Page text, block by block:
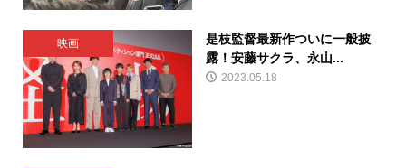
映画
是枝監督最新作ついに一般披
露！安藤サクラ、永山...
2023.05.18